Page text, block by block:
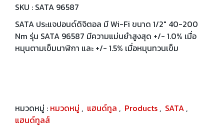
SKU : SATA 96587
SATA ประแจปอนด์ดิจิตอล มี Wi-Fi ขนาด 1/2" 40-200
Nm รุ่น SATA 96587 มีความแม่นยำสูงสุด +/- 1.0% เมื่อ
หมุนตามเข็มนาฬิกา และ +/- 1.5% เมื่อหมุนทวนเข็ม
หมวดหมู่ : หมวดหมู่ , แฮนด์ทูล , Products , SATA ,
แฮนด์ทูลส์